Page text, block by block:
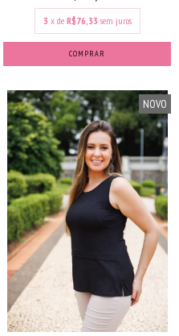
3 x de R$76,33 sem juros
COMPRAR
NOVO